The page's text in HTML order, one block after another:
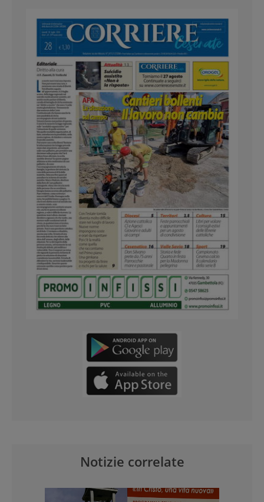
Notizie correlate